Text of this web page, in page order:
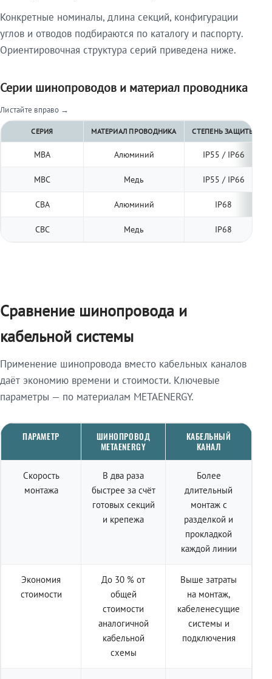
Конкретные номиналы, длина секций, конфигурации
углов и отводов подбираются по каталогу и паспорту.
Ориентировочная структура серий приведена ниже.
Серии шинопроводов и материал проводника
Листайте вправо →
СЕРИЯ МАТЕРИАЛ ПРОВОДНИКА СТЕПЕНЬ ЗАЩИТЫ
МВА Алюминий IP55 / IP66
МВС Медь IP55 / IP66
СВА Алюминий IP68
СВС Медь IP68
Сравнение шинопровода и
кабельной системы
Применение шинопровода вместо кабельных каналов
даёт экономию времени и стоимости. Ключевые
параметры — по материалам METAENERGY.
ПАРАМЕТР
ШИНОПРОВОД
METAENERGY
КАБЕЛЬНЫЙ
КАНАЛ
Скорость
монтажа
В два раза
быстрее за счёт
готовых секций
и крепежа
Более
длительный
монтаж с
разделкой и
прокладкой
каждой линии
Экономия
стоимости
До 30 % от
общей
стоимости
аналогичной
кабельной
схемы
Выше затраты
на монтаж,
кабеленесущие
системы и
подключения